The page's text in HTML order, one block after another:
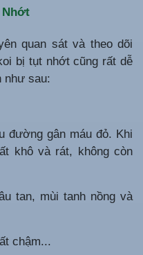
Nhớt
quan sát và theo dõi
bị tụt nhớt cũng rất dễ
như sau:
đường gân máu đỏ. Khi
khô và rát, không còn
tan, mùi tanh nồng và
chậm...